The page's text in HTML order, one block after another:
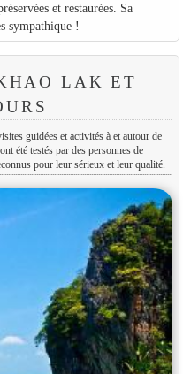
et restaurées. Sa
sympathique !
LAK ET
guidées et activités à et autour de
été testés par des personnes de
pour leur sérieux et leur qualité.